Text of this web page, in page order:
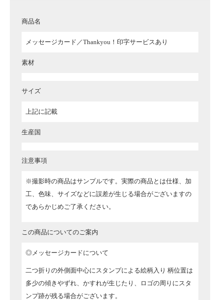
商品名
メッセージカード／Thankyou！印字サービスあり
素材
サイズ
上記に記載
生産国
注意事項
※撮影時の商品はサンプルです。実際の商品とは仕様、加
工、色味、サイズなどに誤差が生じる場合がございますの
であらかじめご了承ください。
この商品についてのご案内
◎メッセージカードについて
二つ折りの外側面中心にスタンプによる絵柄入り 柄位置は
多少の傾きやずれ、かすれが生じたり、ロゴの周りにスタ
ンプ跡が残る場合がございます。